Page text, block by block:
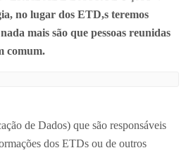
no lugar dos ETD,s teremos
mais são que pessoas reunidas
comum.
de Dados) que são responsáveis
dos ETDs ou de outros